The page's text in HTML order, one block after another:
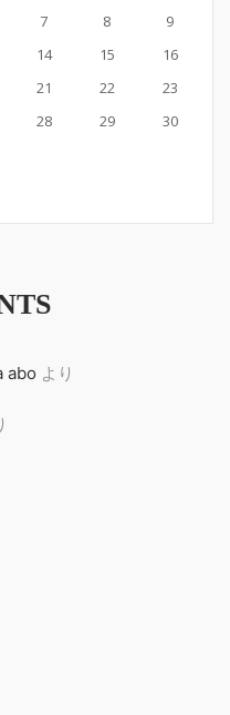
7 8
9
14 15
16
21 22
23
28 29
30
abo より